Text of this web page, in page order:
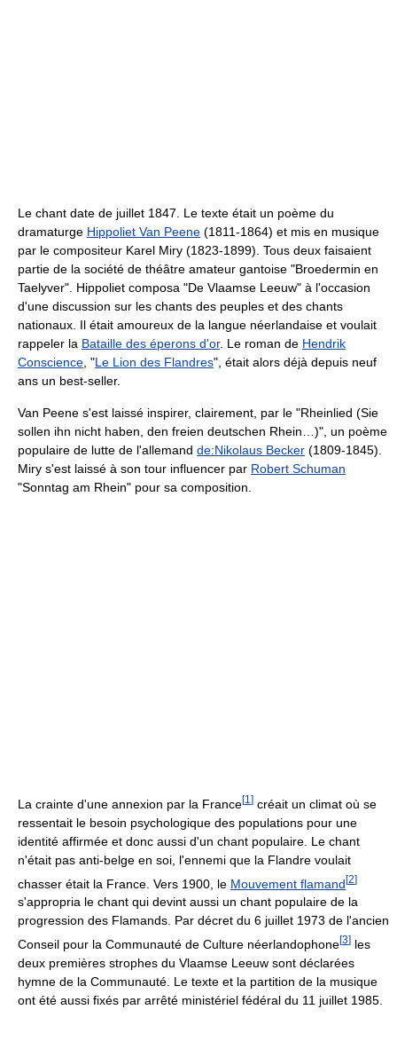
Le chant date de juillet 1847. Le texte était un poème du
dramaturge Hippoliet Van Peene (1811-1864) et mis en musique
par le compositeur Karel Miry (1823-1899). Tous deux faisaient
partie de la société de théâtre amateur gantoise "Broedermin en
Taelyver". Hippoliet composa "De Vlaamse Leeuw" à l'occasion
d'une discussion sur les chants des peuples et des chants
nationaux. Il était amoureux de la langue néerlandaise et voulait
rappeler la Bataille des éperons d'or. Le roman de Hendrik
Conscience , "Le Lion des Flandres", était alors déjà depuis neuf
ans un best-seller.
Van Peene s'est laissé inspirer, clairement, par le "Rheinlied (Sie
sollen ihn nicht haben, den freien deutschen Rhein…)", un poème
populaire de lutte de l'allemand de:Nikolaus Becker (1809-1845).
Miry s'est laissé à son tour influencer par Robert Schuman
"Sonntag am Rhein" pour sa composition.
La crainte d'une annexion par la France[1 ] créait un climat où se
ressentait le besoin psychologique des populations pour une
identité affirmée et donc aussi d'un chant populaire. Le chant
n'était pas anti-belge en soi, l'ennemi que la Flandre voulait
chasser était la France. Vers 1900, le Mouvement flamand[2]
s'appropria le chant qui devint aussi un chant populaire de la
progression des Flamands. Par décret du 6 juillet 1973 de l'ancien
Conseil pour la Communauté de Culture néerlandophone[3] les
deux premières strophes du Vlaamse Leeuw sont déclarées
hymne de la Communauté. Le texte et la partition de la musique
ont été aussi fixés par arrêté ministériel fédéral du 11 juillet 1985.